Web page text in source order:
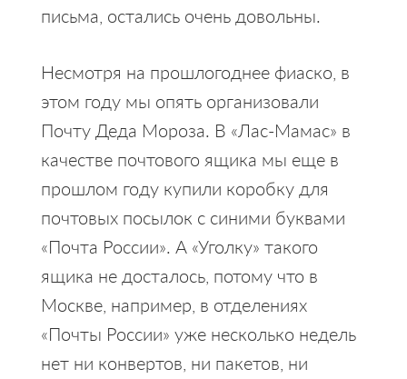
письма, остались очень довольны.
Несмотря на прошлогоднее фиаско, в
этом году мы опять организовали
Почту Деда Мороза. В «Лас-Мамас» в
качестве почтового ящика мы еще в
прошлом году купили коробку для
почтовых посылок с синими буквами
«Почта России». А «Уголку» такого
ящика не досталось, потому что в
Москве, например, в отделениях
«Почты России» уже несколько недель
нет ни конвертов, ни пакетов, ни